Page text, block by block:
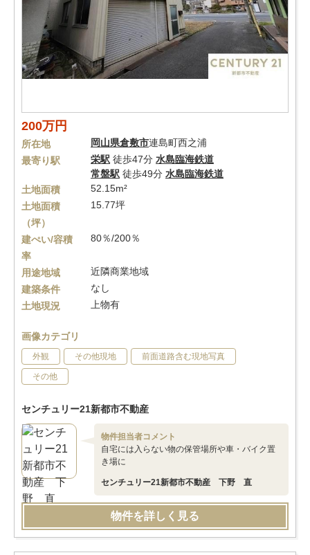
200万円
所在地 岡山県倉敷市連島町西之浦
最寄り駅
栄駅 徒歩47分 水島臨海鉄道
常盤駅 徒歩49分 水島臨海鉄道
土地面積
52.15m²
土地面積
（坪）
15.77坪
建ぺい/容積
率
80％/200％
用途地域
近隣商業地域
建築条件
なし
土地現況
上物有
画像カテゴリ
外観 その他現地 前面道路含む現地写真
その他
センチュリー21新都市不動産
物件担当者コメント
自宅には入らない物の保管場所や車・バイク置
き場に
センチュリー21新都市不動産 下野 直
物件を詳しく見る